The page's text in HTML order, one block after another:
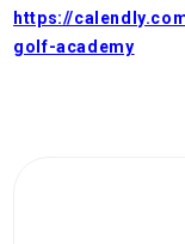
https://
golf-academy